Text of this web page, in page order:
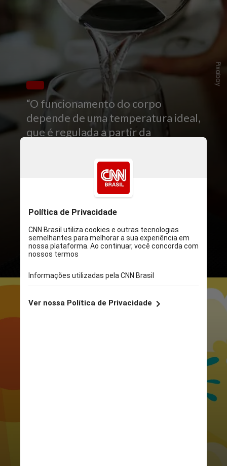
“O funcionamento do corpo
depende de uma temperatura ideal,
que é regulada a partir da
Pixabay